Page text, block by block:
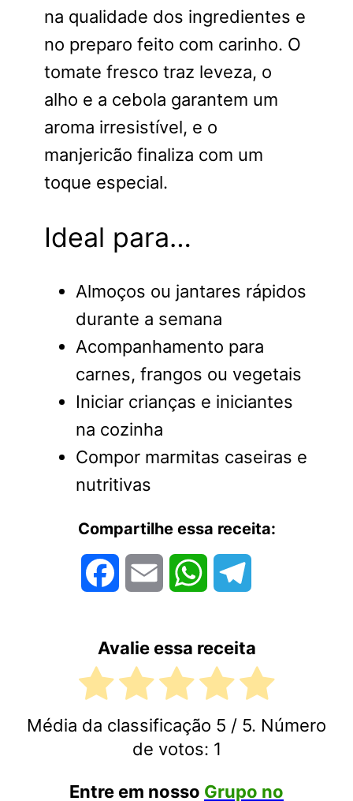
na qualidade dos ingredientes e
no preparo feito com carinho. O
tomate fresco traz leveza, o
alho e a cebola garantem um
aroma irresistível, e o
manjericão finaliza com um
toque especial.
Ideal para…
Almoços ou jantares rápidos
durante a semana
Acompanhamento para
carnes, frangos ou vegetais
Iniciar crianças e iniciantes
na cozinha
Compor marmitas caseiras e
nutritivas
Compartilhe essa receita:
FacebookEmail WhatsApp
Avalie essa receita
Média da classificação 5 / 5. Número
de votos: 1
Entre em nosso Grupo no